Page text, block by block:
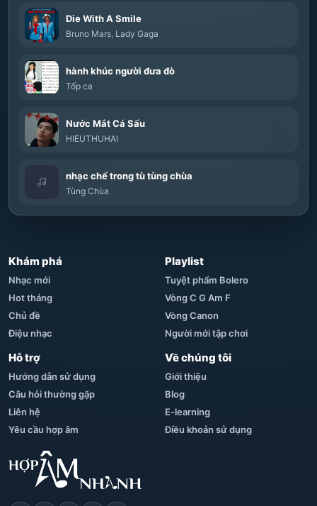
Die With A Smile
Bruno Mars, Lady Gaga
hành khúc người đưa đò
Tốp ca
Nước Mắt Cá Sấu
HIEUTHUHAI
nhạc chế trong tù tùng chùa
Tùng Chùa
Khám phá
Nhạc mới
Hot tháng
Chủ đề
Điệu nhạc
Playlist
Tuyệt phẩm Bolero
Vòng C G Am F
Vòng Canon
Người mới tập chơi
Hỗ trợ
Hướng dẫn sử dụng
Câu hỏi thường gặp
Liên hệ
Yêu cầu hợp âm
Về chúng tôi
Giới thiệu
Blog
E-learning
Điều khoản sử dụng